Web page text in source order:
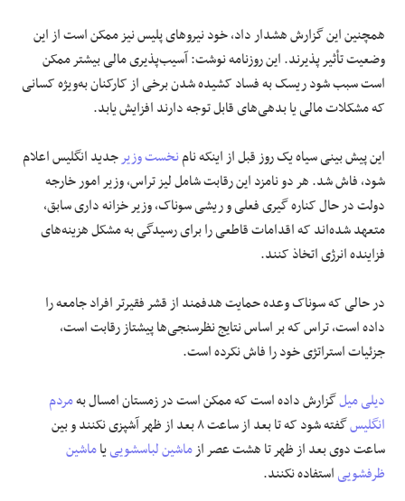
همچنین این گزارش هشدار داد، خود نیروهای پلیس نیز ممکن است از این
وضعیت تأثیر پذیرند. این روزنامه نوشت: آسیب‌پذیری مالی بیشتر ممکن
است سبب شود ریسک به فساد کشیده شدن برخی از کارکنان به‌ویژه کسانی
که مشکلات مالی یا بدهی‌های قابل توجه دارند افزایش یابد.
این پیش بینی سیاه یک روز قبل از اینکه نامنخست وزیرجدید انگلیس اعلام
شود، فاش شد. هر دو نامزد این رقابت شامل لیز تراس، وزیر امور خارجه
دولت در حال کناره گیری فعلی و ریشی سوناک، وزیر خزانه داری سابق،
متعهد شده‌اند که اقدامات قاطعی را برای رسیدگی به مشکل هزینه‌های
فزاینده انرژی اتخاذ کنند.
در حالی که سوناک وعده حمایت هدفمند از قشر فقیرتر افراد جامعه را
داده است، تراس که بر اساس نتایج نظرسنجی‌ها پیشتاز رقابت است،
جزئیات استراتژی خود را فاش نکرده است.
دیلی میلگزارش داده است که ممکن است در زمستان امسال بهمردم
انگلیس
گفته شود که تا بعد از ساعت ۸ بعد از ظهر آشپزی نکنند و بین
ساعت دوی بعد از ظهر تا هشت عصر ازماشین لباسشویییاماشین
ظرفشوییاستفاده نکنند.